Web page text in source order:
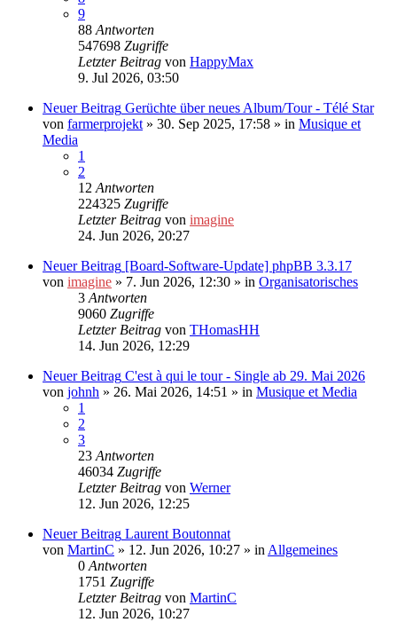
9
88 Antworten
547698 Zugriffe
Letzter Beitrag von HappyMax
9. Jul 2026, 03:50
Neuer Beitrag Gerüchte über neues Album/Tour - Télé Star
von farmerprojekt » 30. Sep 2025, 17:58 » in Musique et
Media
1
2
12 Antworten
224325 Zugriffe
Letzter Beitrag von imagine
24. Jun 2026, 20:27
Neuer Beitrag [Board-Software-Update] phpBB 3.3.17
von imagine » 7. Jun 2026, 12:30 » in Organisatorisches
3 Antworten
9060 Zugriffe
Letzter Beitrag von THomasHH
14. Jun 2026, 12:29
Neuer Beitrag C'est à qui le tour - Single ab 29. Mai 2026
von johnh » 26. Mai 2026, 14:51 » in Musique et Media
1
2
3
23 Antworten
46034 Zugriffe
Letzter Beitrag von Werner
12. Jun 2026, 12:25
Neuer Beitrag Laurent Boutonnat
von MartinC » 12. Jun 2026, 10:27 » in Allgemeines
0 Antworten
1751 Zugriffe
Letzter Beitrag von MartinC
12. Jun 2026, 10:27